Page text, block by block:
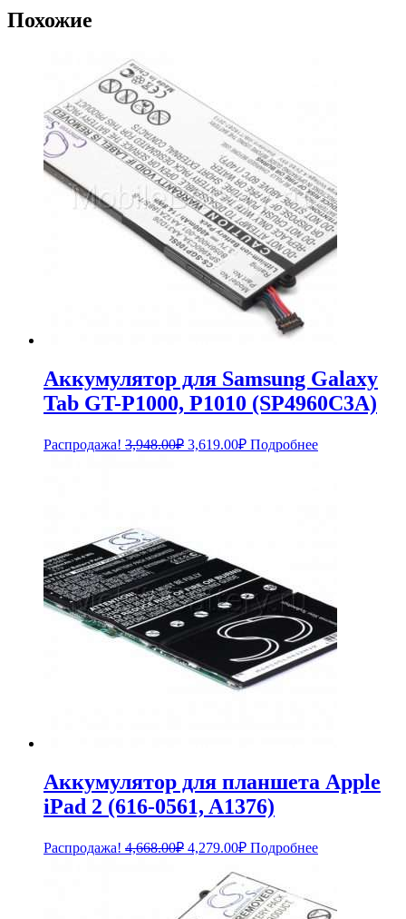
Похожие
Аккумулятор для Samsung Galaxy
Tab GT-P1000, P1010 (SP4960C3A)
Распродажа! 3,948.00₽ Первоначальная
3,619.00₽Текущая
цена:
Подробнее
Аккумулятор для планшета Apple
iPad 2 (616-0561, A1376)
Распродажа! 4,668.00₽ Первоначальная
составляла
4,668.00₽.
4,279.00₽Текущая
цена:
4,279.00₽.
Подробнее